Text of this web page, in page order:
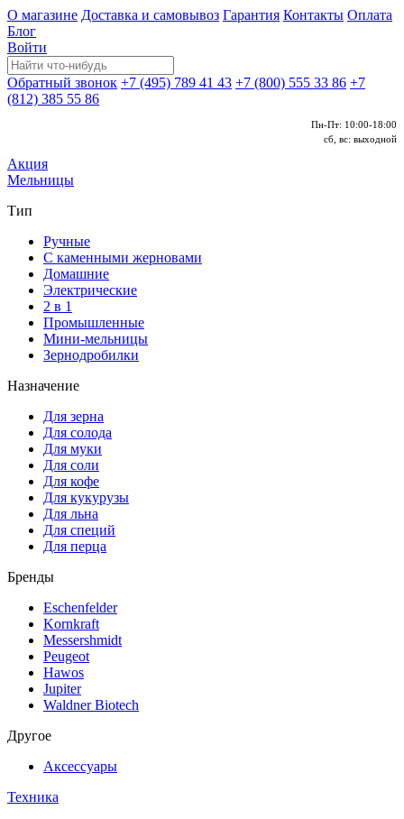
О магазине Доставка и самовывоз Гарантия Контакты Оплата
Блог
Войти
Обратный звонок +7 (495) 789 41 43 +7 (800) 555 33 86 +7
(812) 385 55 86
Пн-Пт: 10:00-18:00
сб, вс: выходной
Акция
Мельницы
Тип
Ручные
С каменными жерновами
Домашние
Электрические
2 в 1
Промышленные
Мини-мельницы
Зернодробилки
Назначение
Для зерна
Для солода
Для муки
Для соли
Для кофе
Для кукурузы
Для льна
Для специй
Для перца
Бренды
Eschenfelder
Kornkraft
Messershmidt
Peugeot
Hawos
Jupiter
Waldner Biotech
Другое
Аксессуары
Техника